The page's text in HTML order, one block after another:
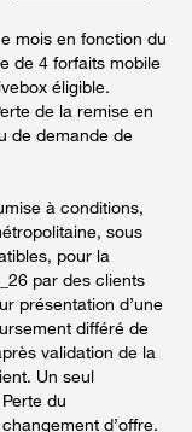
mois en fonction du
de 4 forfaits mobile
éligible.
de la remise en
de demande de
à conditions,
sous
pour la
par des clients
présentation d’une
différé de
validation de la
Un seul
du
d’offre.